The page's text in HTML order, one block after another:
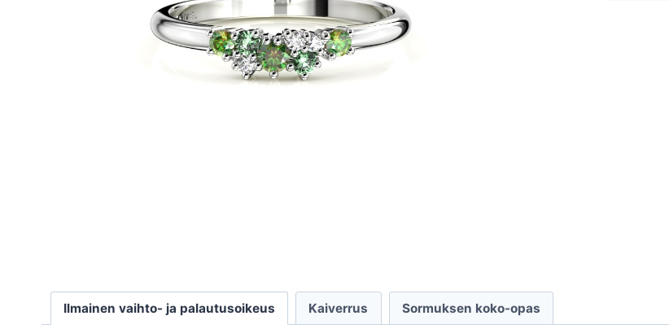
Ilmainen vaihto- ja palautusoikeus Kaiverrus Sormuksen koko-opas